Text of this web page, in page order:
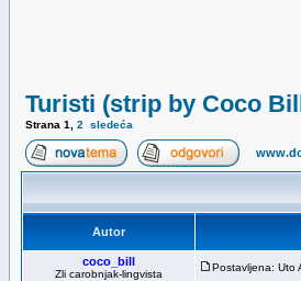
Turisti (strip by Coco
Strana 1 2 sledeća
Autor
coco_bill
Zli carobnjak-lingvista
Postavljena: Uto